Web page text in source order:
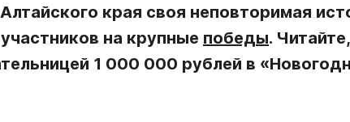
края своя неповторимая
на крупные победы.
1 000 000 рублей в